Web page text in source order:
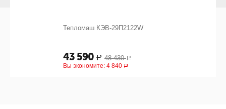
Тепломаш КЭВ-29П2122W
Р 48 430 Р
Вы экономите:4 840 Р